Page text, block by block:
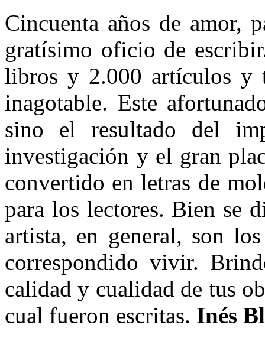
Cincuenta años de amor,
gratísimo oficio de
libros y 2.000 artículos y
inagotable. Este
sino el resultado del
investigación y el gran
convertido en letras de
para los lectores. Bien se
artista, en general, son
correspondido vivir.
calidad y cualidad de tus
cual fueron escritas. Inés